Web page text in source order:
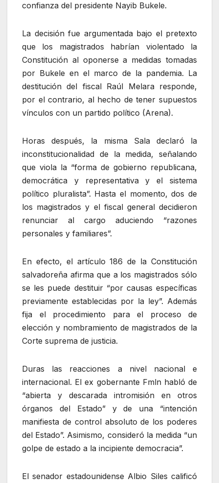
confianza del presidente Nayib Bukele.
La decisión fue argumentada bajo el pretexto
que los magistrados habrían violentado la
Constitución al oponerse a medidas tomadas
por Bukele en el marco de la pandemia. La
destitución del fiscal Raúl Melara responde,
por el contrario, al hecho de tener supuestos
vínculos con un partido político (Arena).
Horas después, la misma Sala declaró la
inconstitucionalidad de la medida, señalando
que viola la “forma de gobierno republicana,
democrática y representativa y el sistema
político pluralista”. Hasta el momento, dos de
los magistrados y el fiscal general decidieron
renunciar al cargo aduciendo “razones
personales y familiares”.
En efecto, el artículo 186 de la Constitución
salvadoreña afirma que a los magistrados sólo
se les puede destituir “por causas específicas
previamente establecidas por la ley”. Además
fija el procedimiento para el proceso de
elección y nombramiento de magistrados de la
Corte suprema de justicia.
Duras las reacciones a nivel nacional e
internacional. El ex gobernante Fmln habló de
“abierta y descarada intromisión en otros
órganos del Estado” y de una “intención
manifiesta de control absoluto de los poderes
del Estado”. Asimismo, consideró la medida “un
golpe de estado a la incipiente democracia”.
El senador estadounidense Albio Siles calificó